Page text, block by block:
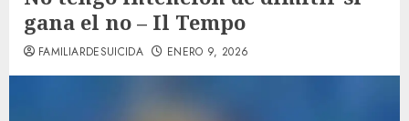
gana el no – Il Tempo
FAMILIARDESUICIDA ENERO 9, 2026